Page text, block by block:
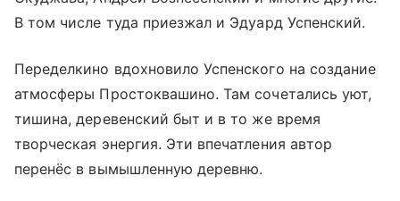
В том числе туда приезжал и Эдуард Успенский.
Переделкино вдохновило Успенского на создание
атмосферы Простоквашино. Там сочетались уют,
тишина, деревенский быт и в то же время
творческая энергия. Эти впечатления автор
перенёс в вымышленную деревню.